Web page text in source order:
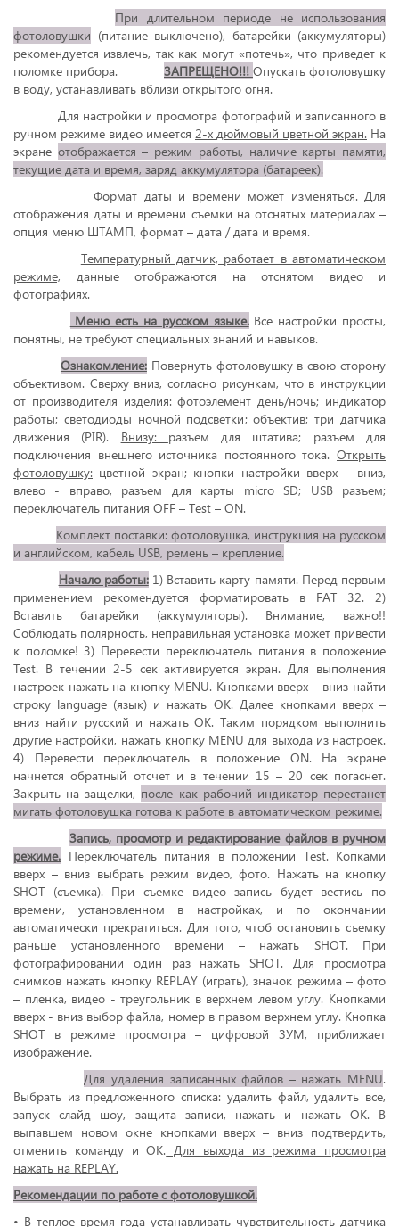
При длительном периоде не использования
фотоловушки (питание выключено), батарейки (аккумуляторы)
рекомендуется извлечь, так как могут «потечь», что приведет к
поломке прибора. ЗАПРЕЩЕНО!!! Опускать фотоловушку
в воду, устанавливать вблизи открытого огня.
Для настройки и просмотра фотографий и записанного в
ручном режиме видео имеется 2-х дюймовый цветной экран. На
экране отображается – режим работы, наличие карты памяти,
текущие дата и время, заряд аккумулятора (батареек).
Формат даты и времени может изменяться. Для
отображения даты и времени съемки на отснятых материалах –
опция меню ШТАМП, формат – дата / дата и время.
Температурный датчик, работает в автоматическом
режиме, данные отображаются на отснятом видео и
фотографиях.
Меню есть на русском языке.Все настройки просты,
понятны, не требуют специальных знаний и навыков.
Ознакомление:Повернуть фотоловушку в свою сторону
объективом. Сверху вниз, согласно рисункам, что в инструкции
от производителя изделия: фотоэлемент день/ночь; индикатор
работы; светодиоды ночной подсветки; объектив; три датчика
движения (PIR). Внизу: разъем для штатива; разъем для
подключения внешнего источника постоянного тока. Открыть
фотоловушку: цветной экран; кнопки настройки вверх – вниз,
влево - вправо, разъем для карты micro SD; USB разъем;
переключатель питания OFF – Test – ON.
Комплект поставки: фотоловушка, инструкция на русском
и английском, кабель USB, ремень – крепление.
Начало работы:1) Вставить карту памяти. Перед первым
применением рекомендуется форматировать в FAT 32. 2)
Вставить батарейки (аккумуляторы). Внимание, важно!!
Соблюдать полярность, неправильная установка может привести
к поломке! 3) Перевести переключатель питания в положение
Test. В течении 2-5 сек активируется экран. Для выполнения
настроек нажать на кнопку MENU. Кнопками вверх – вниз найти
строку language (язык) и нажать ОК. Далее кнопками вверх –
вниз найти русский и нажать ОК. Таким порядком выполнить
другие настройки, нажать кнопку MENU для выхода из настроек.
4) Перевести переключатель в положение ON. На экране
начнется обратный отсчет и в течении 15 – 20 сек погаснет.
Закрыть на защелки, после как рабочий индикатор перестанет
мигать фотоловушка готова к работе в автоматическом режиме.
Запись, просмотр и редактирование файлов в ручном
режиме. Переключатель питания в положении Test. Копками
вверх – вниз выбрать режим видео, фото. Нажать на кнопку
SHOT (съемка). При съемке видео запись будет вестись по
времени, установленном в настройках, и по окончании
автоматически прекратиться. Для того, чтоб остановить съемку
раньше установленного времени – нажать SHOT. При
фотографировании один раз нажать SHOT. Для просмотра
снимков нажать кнопку REPLAY (играть), значок режима – фото
– пленка, видео - треугольник в верхнем левом углу. Кнопками
вверх - вниз выбор файла, номер в правом верхнем углу. Кнопка
SHOT в режиме просмотра – цифровой ЗУМ, приближает
изображение.
Для удаления записанных файлов – нажать MENU.
Выбрать из предложенного списка: удалить файл, удалить все,
запуск слайд шоу, защита записи, нажать и нажать ОК. В
выпавшем новом окне кнопками вверх – вниз подтвердить,
отменить команду и ОК. Для выхода из режима просмотра
нажать на REPLAY.
Рекомендации по работе с фотоловушкой.
• В теплое время года устанавливать чувствительность датчика